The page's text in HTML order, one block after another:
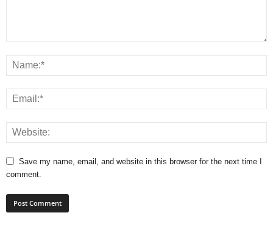
Save my name, email, and website in this browser for the next time I
comment.